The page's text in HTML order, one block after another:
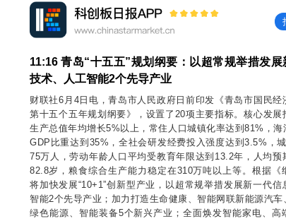
11:16 青岛“十五五”规划纲要：以超常规举措发展
技术、人工智能2个先导产业
财联社6月4日电，青岛市人民政府日前印发《青岛市国民经
第十五个五年规划纲要》，设置了20项主要指标。核心发展
生产总值年均增长5%以上，常住人口城镇化率达到81%，海
GDP比重达到35%，全社会研发经费投入强度达到3.5%，
75万人，劳动年龄人口平均受教育年限达到13.2年，人均预
82.8岁，粮食综合生产能力稳定在310万吨以上等。根据《
将加快发展“10+1”创新型产业，以超常规举措发展新一代信
智能2个先导产业；加力打造生命健康、智能网联新能源汽车
绿色能源、智能装备5个新兴产业；全面焕发智能家电、高